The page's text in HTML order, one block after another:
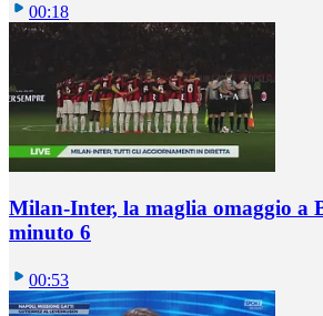
00:18
Milan-Inter, la maglia omaggio a
minuto 6
00:53